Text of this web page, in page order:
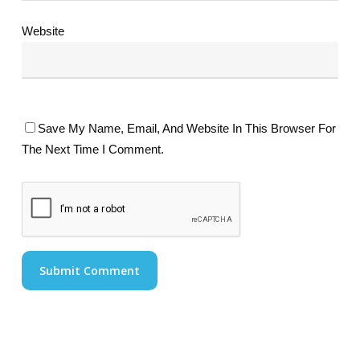
Website
Save My Name, Email, And Website In This Browser For
The Next Time I Comment.